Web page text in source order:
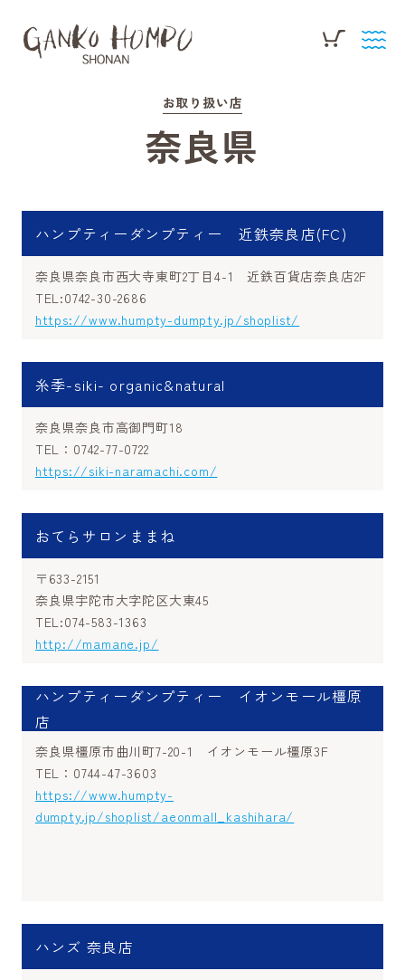
お取り扱い店
奈良県
ハンプティーダンプティー 近鉄奈良店(FC)
奈良県奈良市西大寺東町2丁目4-1 近鉄百貨店奈良店2F
TEL:0742-30-2686
https://www.humpty-dumpty.jp/shoplist/
糸季-siki- organic&natural
奈良県奈良市高御門町18
TEL：0742-77-0722
https://siki-naramachi.com/
おてらサロンままね
〒633-2151
奈良県宇陀市大字陀区大東45
TEL:074-583-1363
http://mamane.jp/
ハンプティーダンプティー イオンモール橿原
店
奈良県橿原市曲川町7-20-1 イオンモール橿原3F
TEL：0744-47-3603
https://www.humpty-
dumpty.jp/shoplist/aeonmall_kashihara/
ハンズ 奈良店